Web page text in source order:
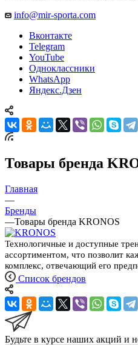
info@mir-sporta.com
Вконтакте
Telegram
YouTube
Одноклассники
WhatsApp
Яндекс.Дзен
Товары бренда
Главная
—
Бренды
—Товары бренда KRONOS
Технологичные и доступные
ассортиментом, что позволит
комплекс, отвечающий его
Список брендов
Будьте в курсе наших акций и